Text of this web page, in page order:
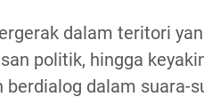
dalam teritori
politik, hingga
berdialog dalam suara-